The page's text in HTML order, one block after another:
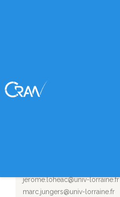
Commande parcimonieuse
jerome.loheac@univ-lorraine.fr
marc.jungers@univ-lorraine.fr